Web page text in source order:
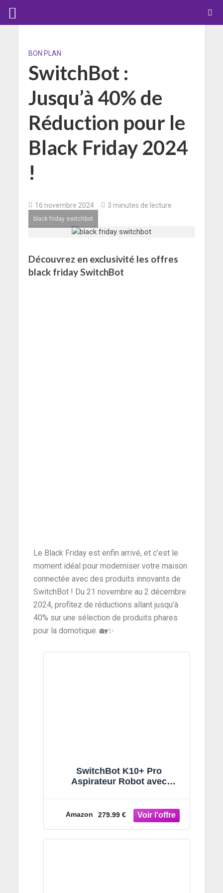
BON PLAN
SwitchBot :
Jusqu’à 40% de
Réduction pour le
Black Friday 2024
!
16 novembre 2024 3 minutes de lecture
black friday switchbot
Découvrez en exclusivité les offres
black friday SwitchBot
Le Black Friday est enfin arrivé, et c’est le
moment idéal pour moderniser votre maison
connectée avec des produits innovants de
SwitchBot ! Du 21 novembre au 2 décembre
2024, profitez de réductions allant jusqu’à
40% sur une sélection de produits phares
pour la domotique. 🏡✨
SwitchBot K10+ Pro
Aspirateur Robot avec
Robotisé Silencieux avec Une
Puissance d’Aspiration
Amazon 279.99 €